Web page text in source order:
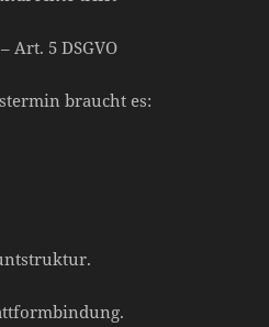
Art. 5 DSGVO
braucht es: